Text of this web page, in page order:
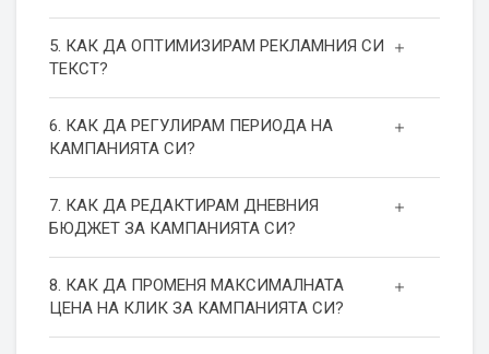
5. КАК ДА ОПТИМИЗИРАМ РЕКЛАМНИЯ СИ
ТЕКСТ?
6. КАК ДА РЕГУЛИРАМ ПЕРИОДА НА
КАМПАНИЯТА СИ?
7. КАК ДА РЕДАКТИРАМ ДНЕВНИЯ
БЮДЖЕТ ЗА КАМПАНИЯТА СИ?
8. КАК ДА ПРОМЕНЯ МАКСИМАЛНАТА
ЦЕНА НА КЛИК ЗА КАМПАНИЯТА СИ?